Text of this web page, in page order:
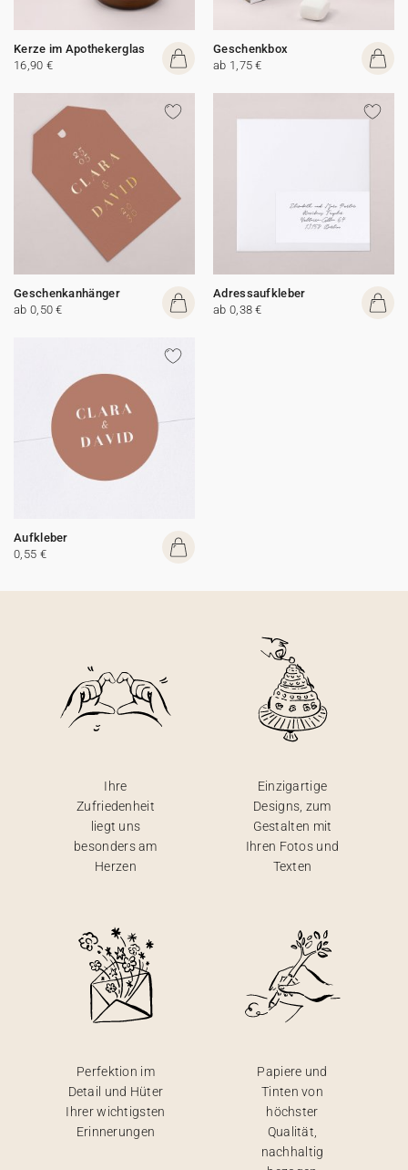
Kerze im Apothekerglas
16,90 €
Geschenkbox
ab 1,75 €
Geschenkanhänger
ab 0,50 €
Adressaufkleber
ab 0,38 €
Aufkleber
0,55 €
Ihre
Zufriedenheit
liegt uns
besonders am
Herzen
Einzigartige
Designs, zum
Gestalten mit
Ihren Fotos und
Texten
Perfektion im
Detail und Hüter
Ihrer wichtigsten
Erinnerungen
Papiere und
Tinten von
höchster
Qualität,
nachhaltig